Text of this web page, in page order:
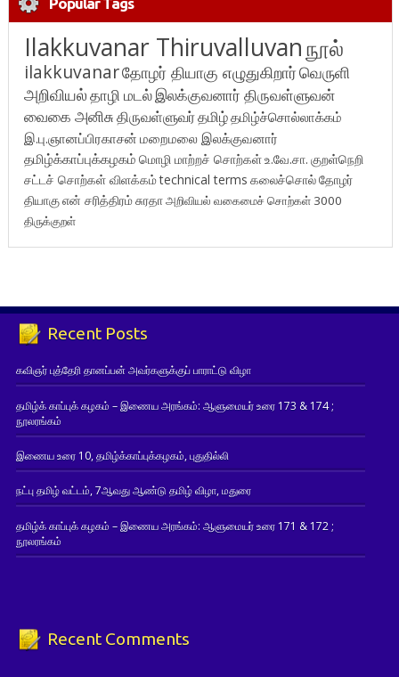
Ilakkuvanar Thiruvalluvanநூல்
ilakkuvanarதோழர் தியாகு எழுதுகிறார்வெருளி
அறிவியல்தாழி மடல்இலக்குவனார் திருவள்ளுவன்
வைகை அனிசுதிருவள்ளுவர்தமிழ்தமிழ்ச்சொல்லாக்கம்
இ.பு.ஞானப்பிரகாசன் மறைமலை இலக்குவனார்
தமிழ்க்காப்புக்கழகம் மொழி மாற்றச் சொற்கள்உ.வே.சா. குறள்நெறி
சட்டச் சொற்கள் விளக்கம்technical terms கலைச்சொல்தோழர்
தியாகுஎன் சரித்திரம்சுரதாஅறிவியல் வகைமைச் சொற்கள் 3000
திருக்குறள்
Recent Posts
கவிஞர் புத்தேரி தானப்பன் அவர்களுக்குப் பாராட்டு விழா
தமிழ்க் காப்புக் கழகம் – இணைய அரங்கம்: ஆளுமையர் உரை 173 & 174 ;
நூலரங்கம்
இணைய உரை 10, தமிழ்க்காப்புக்கழகம், புதுதில்லி
நட்பு தமிழ் வட்டம், 7ஆவது ஆண்டு தமிழ் விழா, மதுரை
தமிழ்க் காப்புக் கழகம் – இணைய அரங்கம்: ஆளுமையர் உரை 171 & 172 ;
நூலரங்கம்
Recent Comments